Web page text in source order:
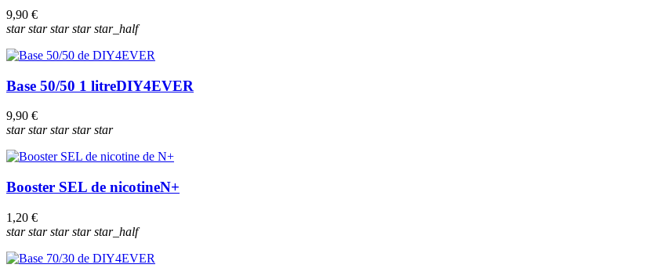
9,90 €
starstarstarstarstar_half
Base 50/50 1 litreDIY4EVER
9,90 €
starstarstarstarstar
Booster SEL de nicotineN+
1,20 €
starstarstarstarstar_half